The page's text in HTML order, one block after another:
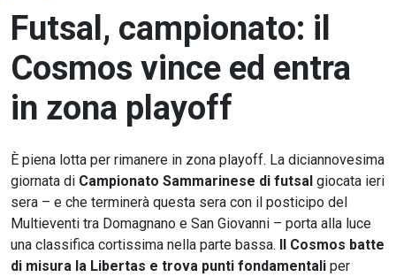
Futsal, campionato: il
Cosmos vince ed entra
in zona playoff
È piena lotta per rimanere in zona playoff. La diciannovesima
giornata di Campionato Sammarinese di futsal giocata ieri
sera – e che terminerà questa sera con il posticipo del
Multieventi tra Domagnano e San Giovanni – porta alla luce
una classifica cortissima nella parte bassa. Il Cosmos batte
di misura la Libertas e trova punti fondamentali per